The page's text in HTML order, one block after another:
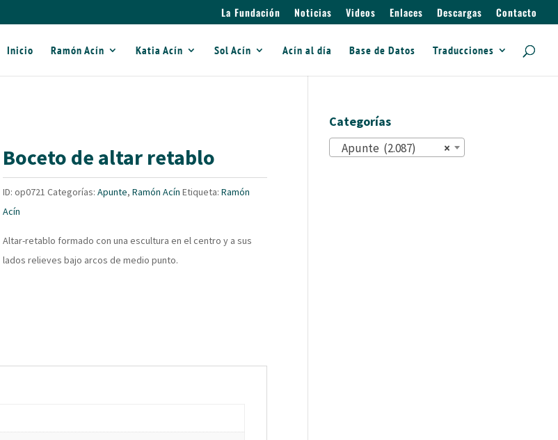
La Fundación Noticias Videos Enlaces Descargas Contacto
Inicio Ramón Acín Katia Acín Sol Acín Acín al día Base de Datos Traducciones
Boceto de altar retablo
ID:op0721 Categorías:Apunte,Ramón Acín Etiqueta:Ramón
Acín
Altar-retablo formado con una escultura en el centro y a sus
lados relieves bajo arcos de medio punto.
Categorías
×
Apunte (2.087)